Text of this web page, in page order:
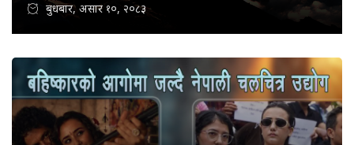
बुधबार, असार १०, २०८३